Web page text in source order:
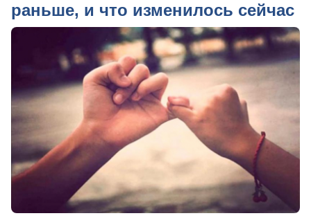
раньше, и что изменилось сейчас